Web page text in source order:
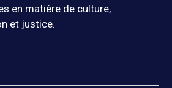
en matière de culture,
et justice.